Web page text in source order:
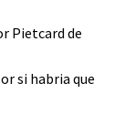
Pietcard de
si habria que